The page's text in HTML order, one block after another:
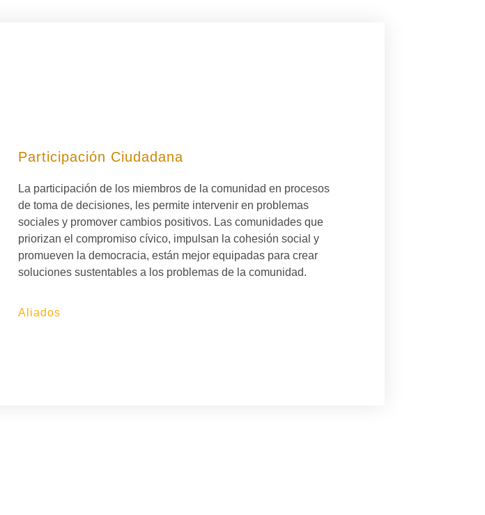
Participación Ciudadana
La participación de los miembros de la comunidad en procesos
de toma de decisiones, les permite intervenir en problemas
sociales y promover cambios positivos. Las comunidades que
priorizan el compromiso cívico, impulsan la cohesión social y
promueven la democracia, están mejor equipadas para crear
soluciones sustentables a los problemas de la comunidad.
Aliados